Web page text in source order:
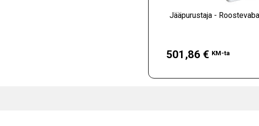
Jääpurustaja -
501,86 € KM-ta